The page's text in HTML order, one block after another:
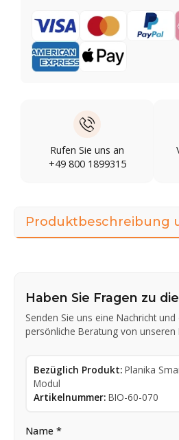
Rufen Sie uns an
+49 800 1899315
Produktbeschreibung
Haben Sie Fragen zu
Senden Sie uns eine Nachricht und
persönliche Beratung von unseren
Bezüglich Produkt: Planika
Modul
Artikelnummer: BIO-60-070
Name *